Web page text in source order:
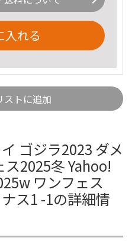
入れる
ストに追加
ゴジラ2023 ダメ
2025冬 Yahoo!
ワンフェス
ス1 -1の詳細情